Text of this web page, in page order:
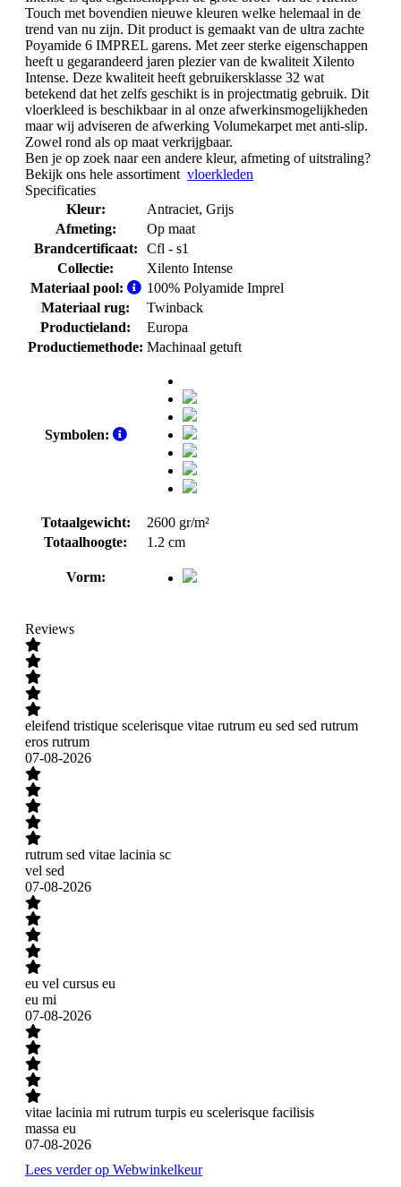
Touch met bovendien nieuwe kleuren welke helemaal in de
trend van nu zijn. Dit product is gemaakt van de ultra zachte
Poyamide 6 IMPREL garens. Met zeer sterke eigenschappen
heeft u gegarandeerd jaren plezier van de kwaliteit Xilento
Intense. Deze kwaliteit heeft gebruikersklasse 32 wat
betekend dat het zelfs geschikt is in projectmatig gebruik. Dit
vloerkleed is beschikbaar in al onze afwerkinsmogelijkheden
maar wij adviseren de afwerking Volumekarpet met anti-slip.
Zowel rond als op maat verkrijgbaar.
Ben je op zoek naar een andere kleur, afmeting of uitstraling?
Bekijk ons hele assortiment vloerkleden
Specificaties
Kleur:
Antraciet, Grijs
Afmeting:
Op maat
Brandcertificaat:
Cfl - s1
Collectie:
Xilento Intense
Materiaal pool:
100% Polyamide Imprel
Materiaal rug:
Twinback
Productieland:
Europa
Productiemethode: Machinaal getuft
Symbolen:
Totaalgewicht:
2600 gr/m²
Totaalhoogte:
1.2 cm
Vorm:
Reviews
eleifend tristique scelerisque vitae rutrum eu sed sed rutrum
eros rutrum
07-08-2026
rutrum sed vitae lacinia sc
vel sed
07-08-2026
eu vel cursus eu
eu mi
07-08-2026
vitae lacinia mi rutrum turpis eu scelerisque facilisis
massa eu
07-08-2026
Lees verder op Webwinkelkeur